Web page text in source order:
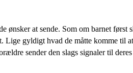
at sende. Som om barnet
gyldigt hvad de måtte komme til
sender den slags signaler til